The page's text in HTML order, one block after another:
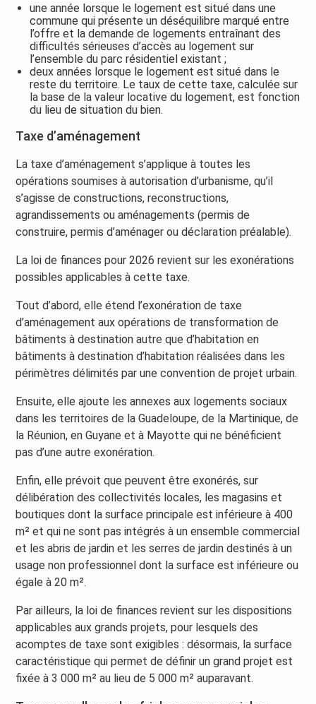
une année lorsque le logement est situé dans une
commune qui présente un déséquilibre marqué entre
l’offre et la demande de logements entraînant des
difficultés sérieuses d’accès au logement sur
l’ensemble du parc résidentiel existant ;
deux années lorsque le logement est situé dans le
reste du territoire. Le taux de cette taxe, calculée sur
la base de la valeur locative du logement, est fonction
du lieu de situation du bien.
Taxe d’aménagement
La taxe d’aménagement s’applique à toutes les
opérations soumises à autorisation d’urbanisme, qu’il
s’agisse de constructions, reconstructions,
agrandissements ou aménagements (permis de
construire, permis d’aménager ou déclaration préalable).
La loi de finances pour 2026 revient sur les exonérations
possibles applicables à cette taxe.
Tout d’abord, elle étend l’exonération de taxe
d’aménagement aux opérations de transformation de
bâtiments à destination autre que d’habitation en
bâtiments à destination d’habitation réalisées dans les
périmètres délimités par une convention de projet urbain.
Ensuite, elle ajoute les annexes aux logements sociaux
dans les territoires de la Guadeloupe, de la Martinique, de
la Réunion, en Guyane et à Mayotte qui ne bénéficient
pas d’une autre exonération.
Enfin, elle prévoit que peuvent être exonérés, sur
délibération des collectivités locales, les magasins et
boutiques dont la surface principale est inférieure à 400
m² et qui ne sont pas intégrés à un ensemble commercial
et les abris de jardin et les serres de jardin destinés à un
usage non professionnel dont la surface est inférieure ou
égale à 20 m².
Par ailleurs, la loi de finances revient sur les dispositions
applicables aux grands projets, pour lesquels des
acomptes de taxe sont exigibles : désormais, la surface
caractéristique qui permet de définir un grand projet est
fixée à 3 000 m² au lieu de 5 000 m² auparavant.